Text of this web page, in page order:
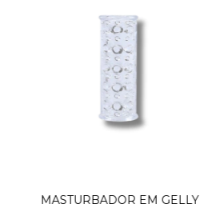
MASTURBADOR EM GELLY